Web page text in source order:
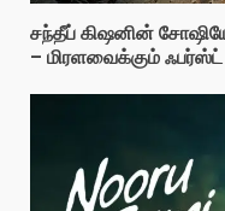
சந்தீப் கிஷனின்
– மிரளவைக்கும் ஃபர்ஸ்ட்